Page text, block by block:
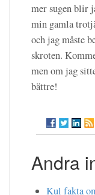
mer sugen blir
min gamla
och jag måste
skroten.
men om jag
bättre!
Andra
Kul fakta